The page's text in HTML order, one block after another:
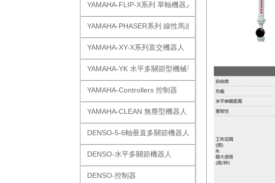
YAMAHA-FLIP-X系列 單軸機器人
YAMAHA-PHASER系列 線性馬達
YAMAHA-XY-X系列直交機器人
YAMAHA-YK 水平多關節型機械手
YAMAHA-Controllers 控制器
YAMAHA-CLEAN 無塵型機器人
DENSO-5-6軸垂直多關節機器人
DENSO-水平多關節機器人
DENSO-控制器